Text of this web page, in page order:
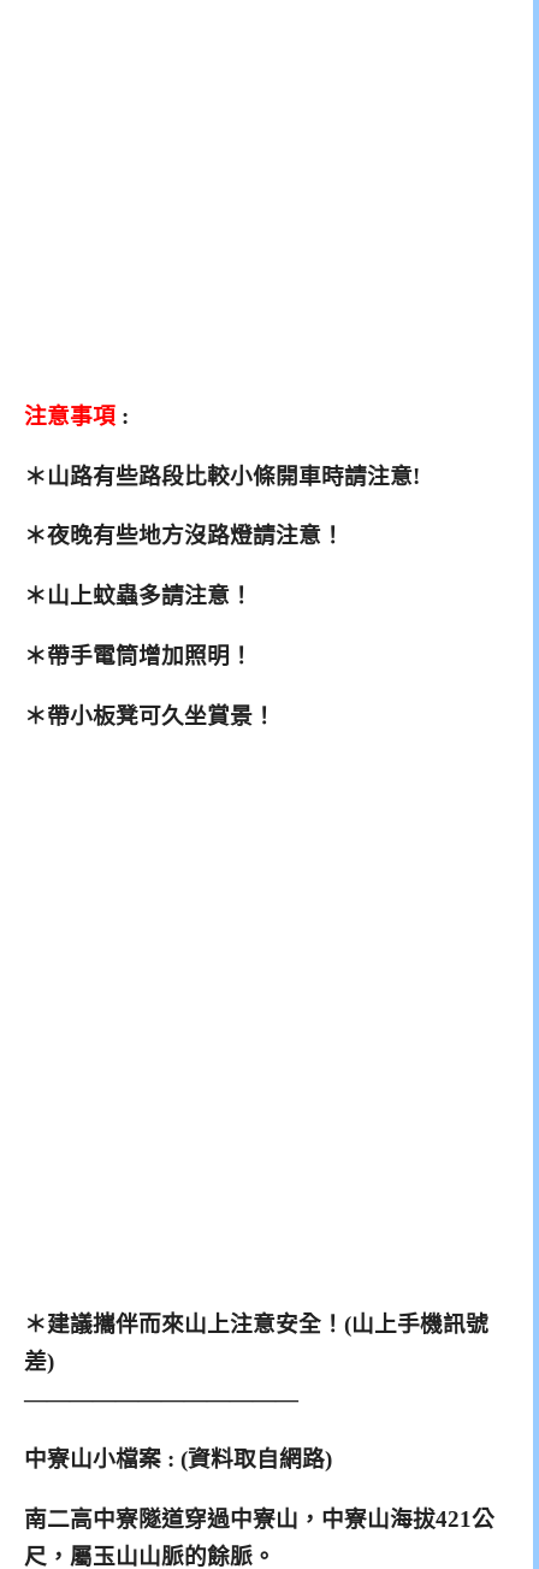
注意事項 :
＊山路有些路段比較小條開車時請注意!
＊夜晚有些地方沒路燈請注意！
＊山上蚊蟲多請注意！
＊帶手電筒增加照明！
＊帶小板凳可久坐賞景！
＊建議攜伴而來山上注意安全！(山上手機訊號
差)
————————————
中寮山小檔案 : (資料取自網路)
南二高中寮隧道穿過中寮山，中寮山海拔421公
尺，屬玉山山脈的餘脈。